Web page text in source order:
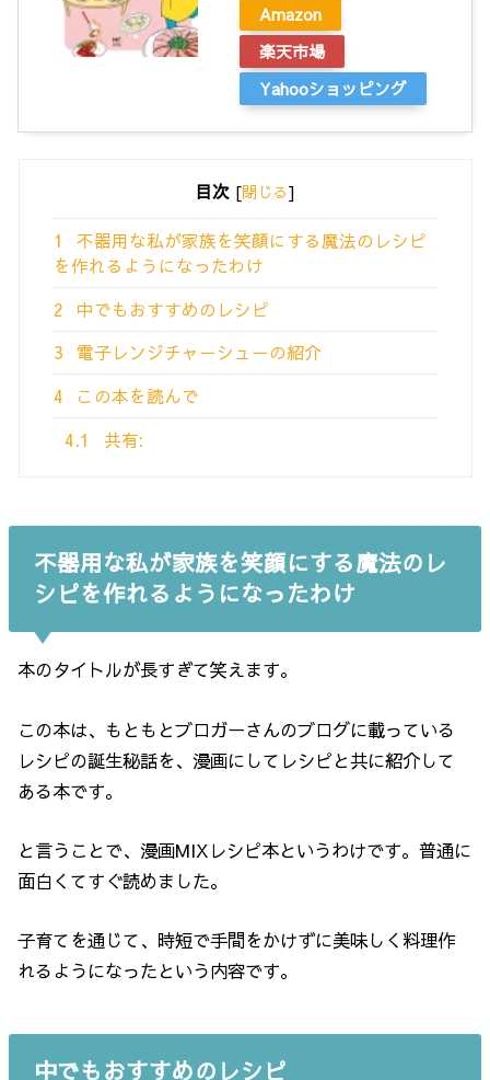
Amazon
楽天市場
Yahooショッピング
目次 [閉じる]
1
不器用な私が家族を笑顔にする魔法のレシピ
を作れるようになったわけ
2
中でもおすすめのレシピ
3
電子レンジチャーシューの紹介
4
この本を読んで
4.1
共有:
不器用な私が家族を笑顔にする魔法のレ
シピを作れるようになったわけ
本のタイトルが長すぎて笑えます。
この本は、もともとブロガーさんのブログに載っている
レシピの誕生秘話を、漫画にしてレシピと共に紹介して
ある本です。
と言うことで、漫画MIXレシピ本というわけです。普通に
面白くてすぐ読めました。
子育てを通じて、時短で手間をかけずに美味しく料理作
れるようになったという内容です。
中でもおすすめのレシピ